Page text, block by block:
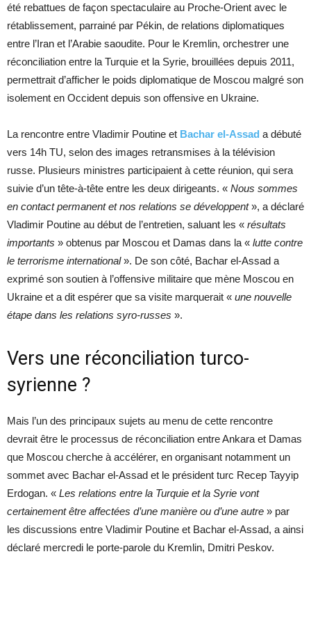
été rebattues de façon spectaculaire au Proche-Orient avec le
rétablissement, parrainé par Pékin, de relations diplomatiques
entre l’Iran et l’Arabie saoudite. Pour le Kremlin, orchestrer une
réconciliation entre la Turquie et la Syrie, brouillées depuis 2011,
permettrait d’afficher le poids diplomatique de Moscou malgré son
isolement en Occident depuis son offensive en Ukraine.
La rencontre entre Vladimir Poutine et Bachar el-Assad a débuté
vers 14h TU, selon des images retransmises à la télévision
russe. Plusieurs ministres participaient à cette réunion, qui sera
suivie d’un tête-à-tête entre les deux dirigeants. « Nous sommes
en contact permanent et nos relations se développent», a déclaré
Vladimir Poutine au début de l’entretien, saluant les « résultats
importants » obtenus par Moscou et Damas dans la « lutte contre
le terrorisme international». De son côté, Bachar el-Assad a
exprimé son soutien à l’offensive militaire que mène Moscou en
Ukraine et a dit espérer que sa visite marquerait « une nouvelle
étape dans les relations syro-russes ».
Vers une réconciliation turco-
syrienne ?
Mais l’un des principaux sujets au menu de cette rencontre
devrait être le processus de réconciliation entre Ankara et Damas
que Moscou cherche à accélérer, en organisant notamment un
sommet avec Bachar el-Assad et le président turc Recep Tayyip
Erdogan. « Les relations entre la Turquie et la Syrie vont
certainement être affectées d’une manière ou d’une autre » par
les discussions entre Vladimir Poutine et Bachar el-Assad, a ainsi
déclaré mercredi le porte-parole du Kremlin, Dmitri Peskov.